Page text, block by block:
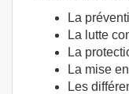
La
La lutte
La
La mise
Les